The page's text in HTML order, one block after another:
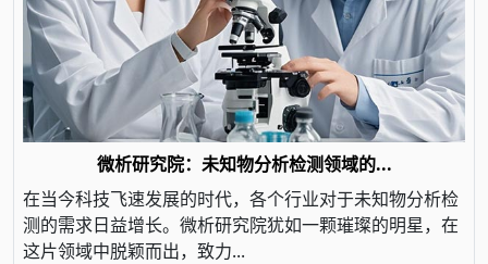
微析研究院：未知物分析检测领域的...
在当今科技飞速发展的时代，各个行业对于未知物分析检
测的需求日益增长。微析研究院犹如一颗璀璨的明星，在
这片领域中脱颖而出，致力...